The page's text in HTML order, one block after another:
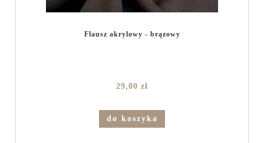
Flausz akrylowy - brązowy
29,00 zł
do koszyka